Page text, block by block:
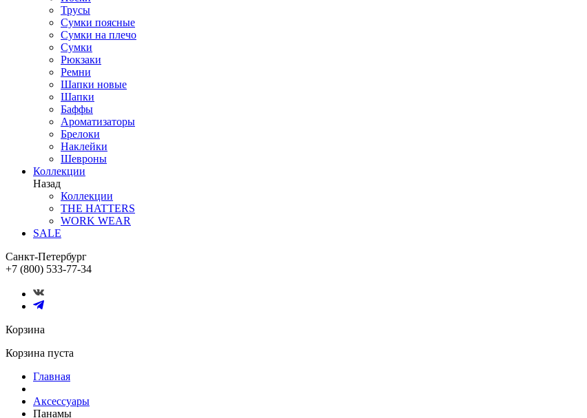
Трусы
Сумки поясные
Сумки на плечо
Сумки
Рюкзаки
Ремни
Шапки новые
Шапки
Баффы
Ароматизаторы
Брелоки
Наклейки
Шевроны
Коллекции
Назад
Коллекции
THE HATTERS
WORK WEAR
SALE
Санкт-Петербург
+7 (800) 533-77-34
Корзина
Корзина пуста
Главная
Аксессуары
Панамы